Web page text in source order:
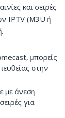
και σειρές
IPTV (M3U ή
μπορείς
στην
με άνεση
για